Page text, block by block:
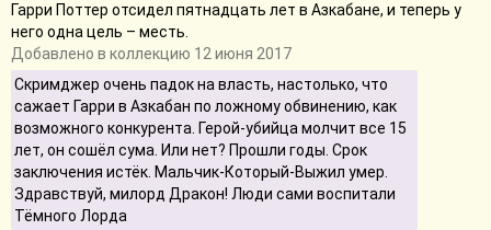
Гарри Поттер отсидел пятнадцать лет в Азкабане, и теперь у
него одна цель – месть.
Добавлено в коллекцию 12 июня 2017
Скримджер очень падок на власть, настолько, что
сажает Гарри в Азкабан по ложному обвинению, как
возможного конкурента. Герой-убийца молчит все 15
лет, он сошёл сума. Или нет? Прошли годы. Срок
заключения истёк. Мальчик-Который-Выжил умер.
Здравствуй, милорд Дракон! Люди сами воспитали
Тёмного Лорда